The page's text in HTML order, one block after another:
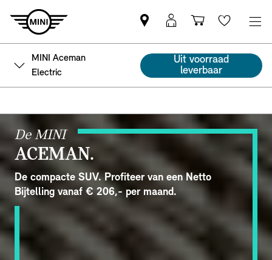
Vind
een
MINI
partner
MyMini
login
Wishlist
MINI Aceman
Electric
Uit voorraad
leverbaar
De MINI
ACEMAN.
De compacte SUV. Profiteer van een Netto
Bijtelling vanaf € 206,- per maand.